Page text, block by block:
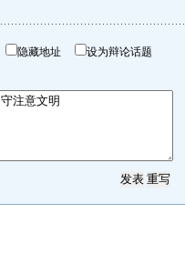
隐藏地址 设为辩论话题